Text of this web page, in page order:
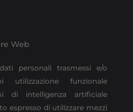
Web
personali trasmessi e/o
funzionale
di intelligenza artificiale
espresso di utilizzare mezzi